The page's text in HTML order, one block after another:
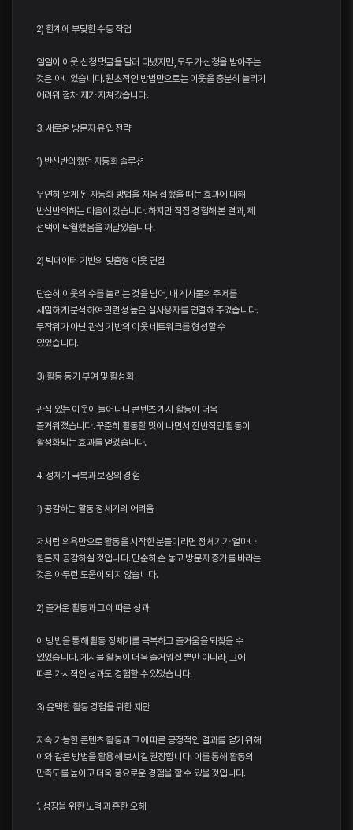
2) 한계에 부딪힌 수동 작업
일일이 이웃 신청 댓글을 달러 다녔지만, 모두가 신청을 받아주는
것은 아니었습니다. 원초적인 방법만으로는 이웃을 충분히 늘리기
어려워 점차 제가 지쳐갔습니다.
3. 새로운 방문자 유입 전략
1) 반신반의했던 자동화 솔루션
우연히 알게 된 자동화 방법을 처음 접했을 때는 효과에 대해
반신반의하는 마음이 컸습니다. 하지만 직접 경험해 본 결과, 제
선택이 탁월했음을 깨달았습니다.
2) 빅데이터 기반의 맞춤형 이웃 연결
단순히 이웃의 수를 늘리는 것을 넘어, 내 게시물의 주제를
세밀하게 분석하여 관련성 높은 실사용자를 연결해 주었습니다.
무작위가 아닌 관심 기반의 이웃 네트워크를 형성할 수
있었습니다.
3) 활동 동기 부여 및 활성화
관심 있는 이웃이 늘어나니 콘텐츠 게시 활동이 더욱
즐거워졌습니다. 꾸준히 활동할 맛이 나면서 전반적인 활동이
활성화되는 효과를 얻었습니다.
4. 정체기 극복과 보상의 경험
1) 공감하는 활동 정체기의 어려움
저처럼 의욕만으로 활동을 시작한 분들이라면 정체기가 얼마나
힘든지 공감하실 것입니다. 단순히 손 놓고 방문자 증가를 바라는
것은 아무런 도움이 되지 않습니다.
2) 즐거운 활동과 그에 따른 성과
이 방법을 통해 활동 정체기를 극복하고 즐거움을 되찾을 수
있었습니다. 게시물 활동이 더욱 즐거워질 뿐만 아니라, 그에
따른 가시적인 성과도 경험할 수 있었습니다.
3) 윤택한 활동 경험을 위한 제안
지속 가능한 콘텐츠 활동과 그에 따른 긍정적인 결과를 얻기 위해
이와 같은 방법을 활용해 보시길 권장합니다. 이를 통해 활동의
만족도를 높이고 더욱 풍요로운 경험을 할 수 있을 것입니다.
1. 성장을 위한 노력과 흔한 오해